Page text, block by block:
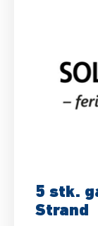
5 stk.
Strand